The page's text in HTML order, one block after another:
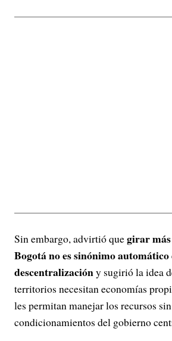
Sin embargo, advirtió quegirar
Bogotá no es sinónimo automático
descentralizacióny sugirió la idea
territorios necesitan economías
les permitan manejar los recursos sin
condicionamientos del gobierno